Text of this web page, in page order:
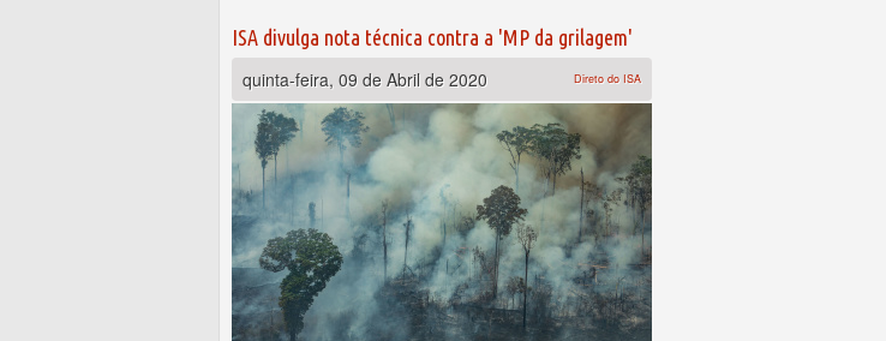
ISA divulga nota técnica contra a 'MP da grilagem'
quinta-feira, 09 de Abril de 2020
Direto do ISA